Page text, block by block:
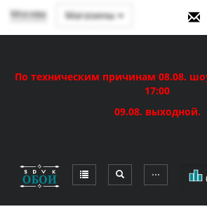
Москва Магазины
По техническим причинам 08.08.
17:00
09.08. выходной.
⋯